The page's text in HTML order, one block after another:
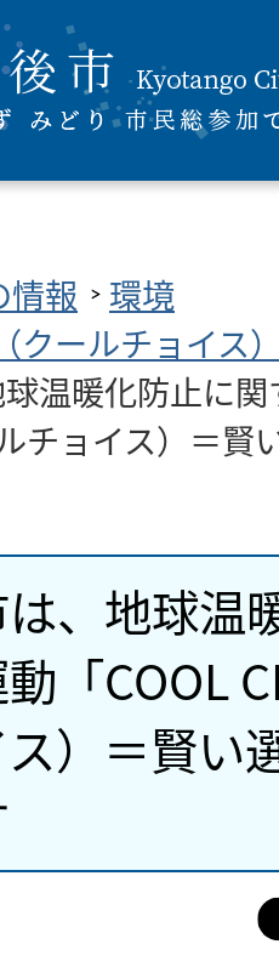
情報
環境
クールチョイス
温暖化防止に
チョイス）＝賢
、地球温
「COOL
）＝賢い